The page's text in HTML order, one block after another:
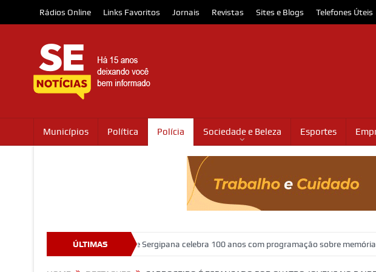
Rádios Online Links Favoritos Jornais Revistas Sites e Blogs Telefones Úteis
Municípios Política Polícia Sociedade e Beleza Esportes
ÚLTIMAS
o Museu da Gente Sergipana celebra 100 anos com programação sobre memória, educação